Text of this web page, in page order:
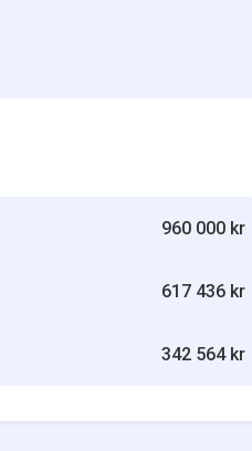
960 000 kr
617 436 kr
342 564 kr